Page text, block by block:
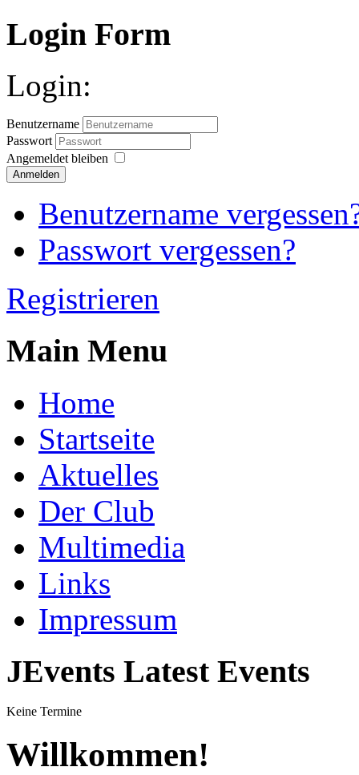
Login Form
Login:
Benutzername
Passwort
Angemeldet bleiben
Anmelden
Benutzername
Passwort vergessen?
Registrieren
Main Menu
Home
Startseite
Aktuelles
Der Club
Multimedia
Links
Impressum
JEvents Latest Events
Keine Termine
Willkommen!